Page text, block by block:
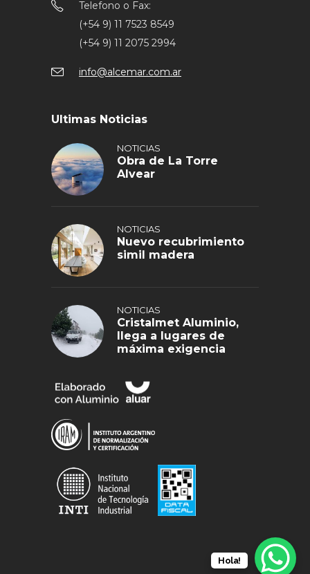
Telefono o Fax:
(+54 9) 11 7523 8549
(+54 9) 11 2075 2994
info@alcemar.com.ar
Ultimas Noticias
NOTICIAS
Obra de La Torre
Alvear
NOTICIAS
Nuevo recubrimiento
simil madera
NOTICIAS
Cristalmet Aluminio,
llega a lugares de
máxima exigencia
Hola!